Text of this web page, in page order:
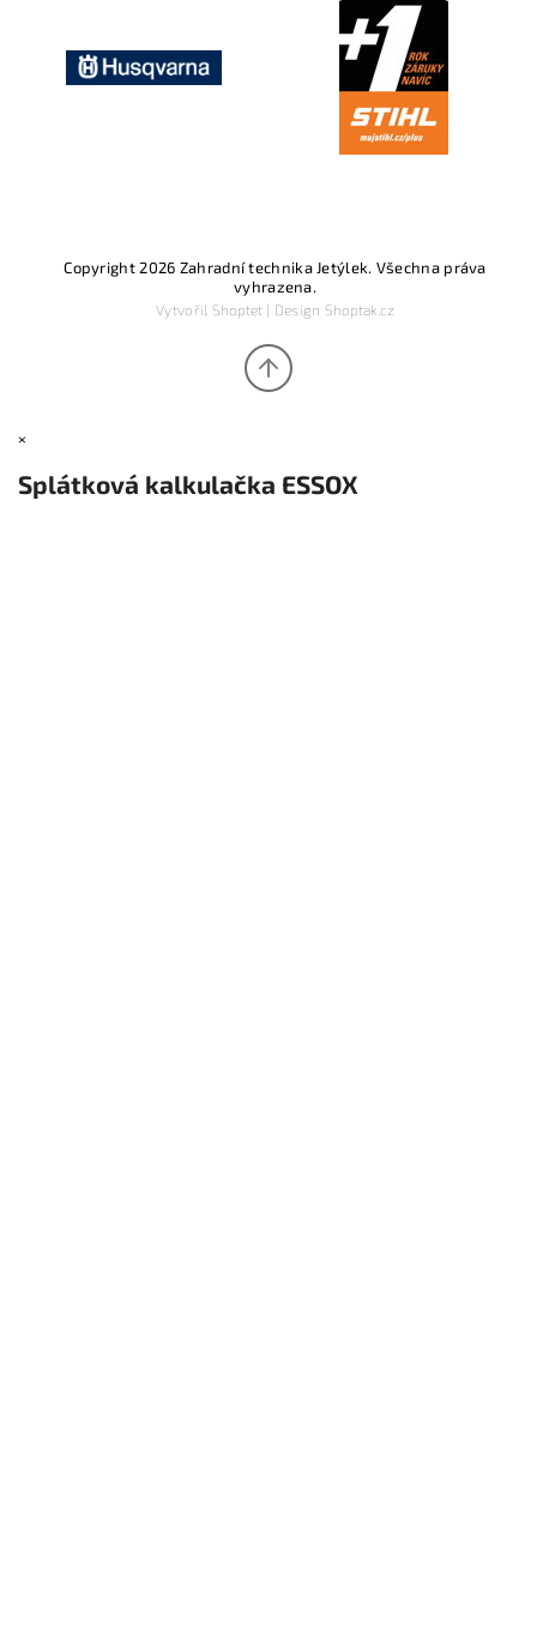
Copyright 2026 Zahradní technika Jetýlek. Všechna práva
vyhrazena.
Vytvořil Shoptet| Design Shoptak.cz
×
Splátková kalkulačka ESSOX